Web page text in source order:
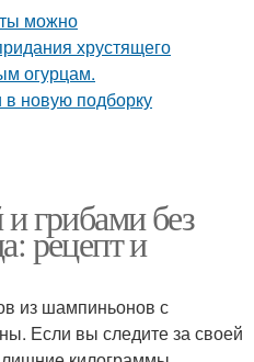
грибами без
рецепт и
из шампиньонов с
Если вы следите за своей